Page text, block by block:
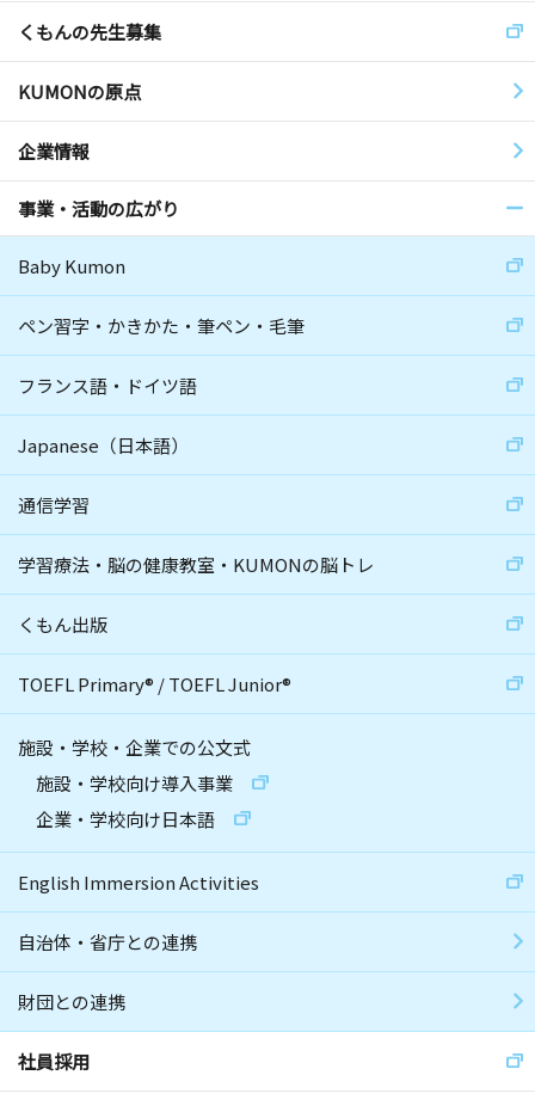
くもんの先生募集
KUMONの原点
企業情報
事業・活動の広がり
Baby Kumon
ペン習字・かきかた・筆ペン・毛筆
フランス語・ドイツ語
Japanese（日本語）
通信学習
学習療法・脳の健康教室・KUMONの脳トレ
くもん出版
TOEFL Primary® /TOEFL Junior®
施設・学校・企業での公文式
施設・学校向け導入事業
企業・学校向け日本語
English Immersion Activities
自治体・省庁との連携
財団との連携
社員採用